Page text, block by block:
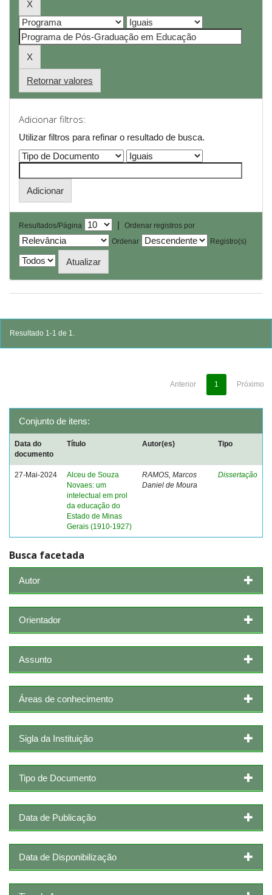
Retornar valores
Adicionar filtros:
Utilizar filtros para refinar o resultado de busca.
Resultados/Página |
Ordenar registros por
Ordenar
Registro(s)
Resultado 1-1 de 1.
Anterior 1 Próximo
Conjunto de itens:
Data do
documento
Título Autor(es) Tipo
27-Mai-2024
Alceu de Souza
Novaes: um
intelectual em prol
da educação do
Estado de Minas
Gerais (1910-1927)
RAMOS, Marcos
Daniel de Moura
Dissertação
Busca facetada
Autor
Orientador
Assunto
Áreas de conhecimento
Sigla da Instituição
Tipo de Documento
Data de Publicação
Data de Disponibilização